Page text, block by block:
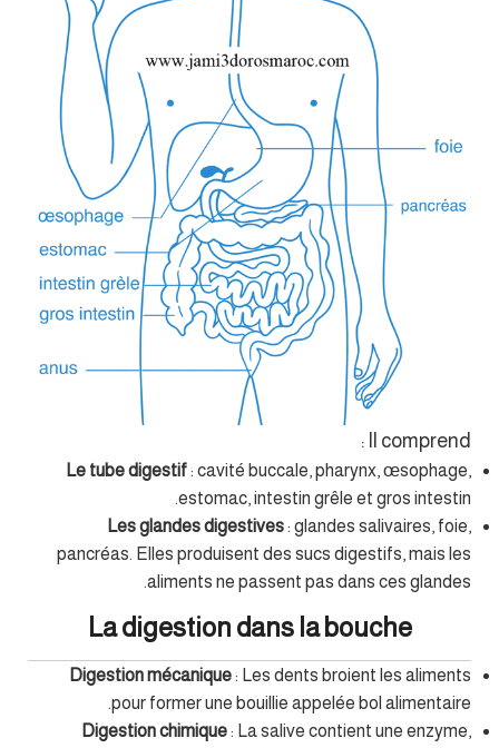
Il comprend :
Le tube digestif: cavité buccale, pharynx, œsophage,
estomac, intestin grêle et gros intestin.
Les glandes digestives: glandes salivaires, foie,
pancréas. Elles produisent des sucs digestifs, mais les
aliments ne passent pas dans ces glandes.
La digestion dans la bouche
Digestion mécanique: Les dents broient les aliments
pour former une bouillie appelée bol alimentaire.
Digestion chimique: La salive contient une enzyme,